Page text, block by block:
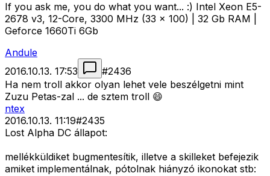
If you ask me, you do what you want... :) Intel Xeon E5-
2678 v3, 12-Core, 3300 MHz (33 x 100) | 32 Gb RAM |
Geforce 1660Ti 6Gb
Andule
2016.10.13. 17:53
#2436
Ha nem troll akkor olyan lehet vele beszélgetni mint
Zuzu Petas-zal ... de sztem troll 😄
ntex
2016.10.13. 11:19#2435
Lost Alpha DC állapot:
mellékküldiket bugmentesítik, illetve a skilleket befejezik
amiket implementálnak, pótolnak hiányzó ikonokat stb: